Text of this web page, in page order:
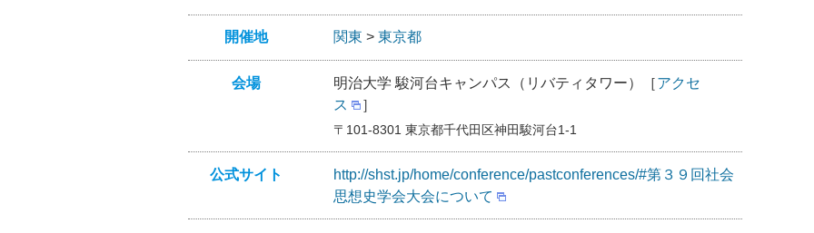
開催地 関東 > 東京都
会場 明治大学 駿河台キャンパス（リバティタワー）［アクセ
ス
］
〒101-8301 東京都千代田区神田駿河台1-1
公式サイト
http://shst.jp/home/conference/pastconferences/#第３９回社会
思想史学会大会について